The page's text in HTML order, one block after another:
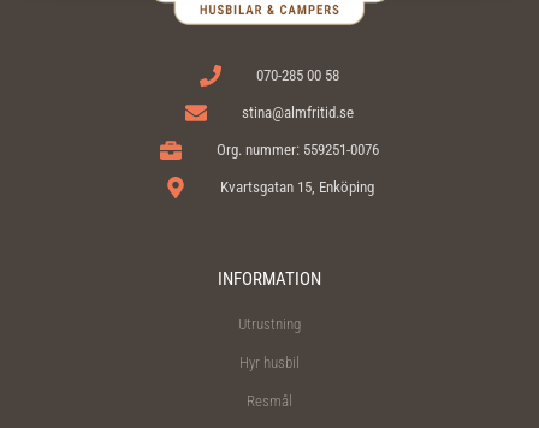
070-285 00 58
stina@almfritid.se
Org. nummer: 559251-0076
Kvartsgatan 15, Enköping
INFORMATION
Utrustning
Hyr husbil
Resmål